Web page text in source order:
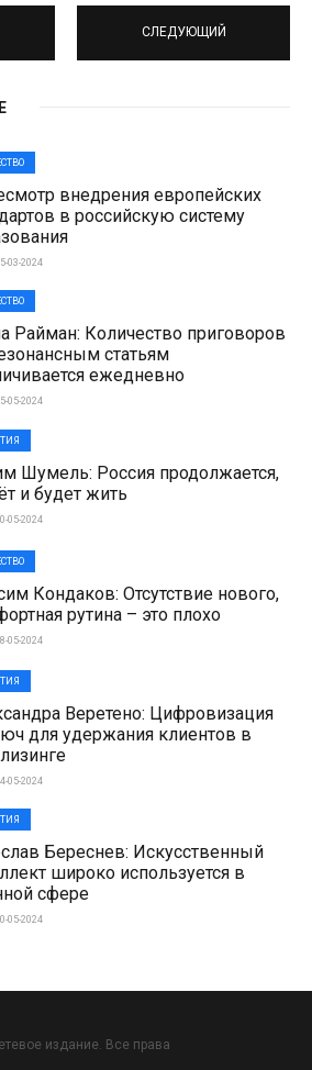
СЛЕДУЮЩИЙ
внедрения европейских
в российскую систему
03-2024
Райман: Количество приговоров
статьям
ежедневно
05-2024
Шумель: Россия продолжается,
и будет жить
05-2024
Кондаков: Отсутствие нового,
рутина – это плохо
05-2024
Веретено: Цифровизация
для удержания клиентов в
05-2024
Береснев: Искусственный
широко используется в
сфере
05-2024
издание. Все права